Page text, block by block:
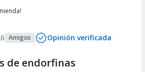
Amigos Opinión verificada
de endorfinas